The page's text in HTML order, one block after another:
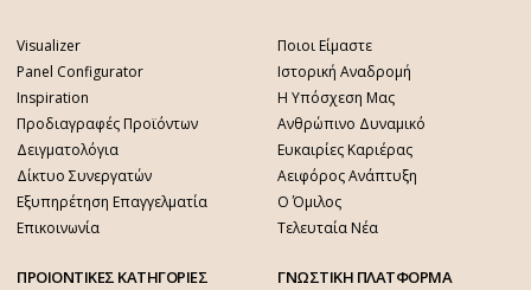
Visualizer
Panel Configurator
Inspiration
Προδιαγραφές Προϊόντων
Δειγματολόγια
Δίκτυο Συνεργατών
Εξυπηρέτηση Επαγγελματία
Επικοινωνία
Ποιοι Είμαστε
Ιστορική Αναδρομή
Η Υπόσχεση Μας
Ανθρώπινο Δυναμικό
Ευκαιρίες Καριέρας
Αειφόρος Ανάπτυξη
Ο Όμιλος
Τελευταία Νέα
ΠΡΟΙΟΝΤΙΚΕΣ ΚΑΤΗΓΟΡΙΕΣ ΓΝΩΣΤΙΚΗ ΠΛΑΤΦΟΡΜΑ